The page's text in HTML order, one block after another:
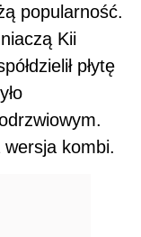
popularność.
Kii
płytę
wersja kombi.